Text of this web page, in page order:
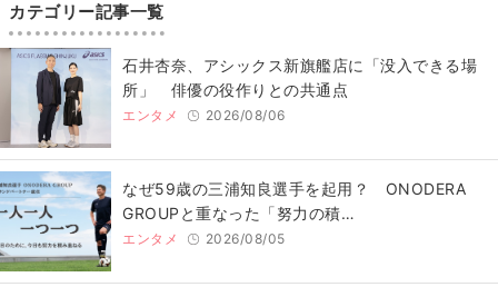
カテゴリー記事一覧
石井杏奈、アシックス新旗艦店に「没入できる場
所」 俳優の役作りとの共通点
エンタメ 2026/08/06
なぜ59歳の三浦知良選手を起用？ ONODERA
GROUPと重なった「努力の積…
エンタメ 2026/08/05